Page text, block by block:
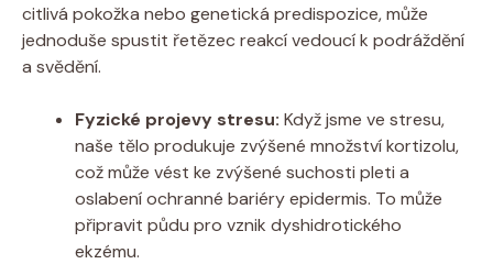
citlivá pokožka ‍nebo ​genetická predispozice,⁢ může
jednoduše spustit řetězec ⁢reakcí‍ vedoucí⁤ k podráždění‌
a svědění.
Fyzické projevy stresu: Když ‍jsme ve stresu,
naše tělo⁣ produkuje zvýšené ​množství kortizolu,
což může⁢ vést ke zvýšené suchosti pleti a
oslabení ochranné bariéry epidermis. To ⁤může
‍připravit⁣ půdu pro​ vznik⁣ dyshidrotického
ekzému.